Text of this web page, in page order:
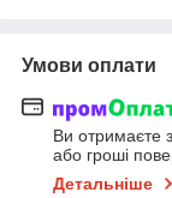
Умови оплати
Ви отримаєте
або гроші
Детальніше